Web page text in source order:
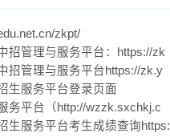
zkpt/
招管理与服务平台：https://zk
招管理与服务平台https://zk.y
生服务平台登录页面
务平台（http://wzzk.sxchkj.c
生服务平台考生成绩查询https: